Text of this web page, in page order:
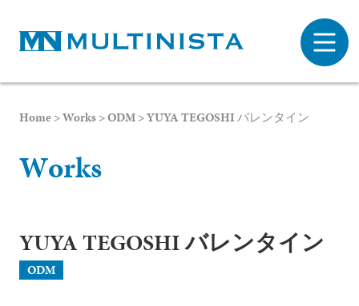
Home>Works>ODM>YUYA TEGOSHI バレンタイン
Works
YUYA TEGOSHI バレンタイン
ODM